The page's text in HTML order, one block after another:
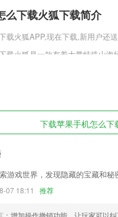
么下载火狐下载简介
载火狐APP,现在下载,新用户还
载火狐是一款有着大量特殊山海
兽，通过她们来享受各种独特的
么下载火狐软件特色
水印，文字水印图片水印，水印
时跟踪：随时随地创建学习计
选场景，快来给甜甜拍大片吧！
下载苹果手机怎么
游戏世界，发现隐藏的宝藏和秘
07 18:11 推荐
：增加操作撤销功能，让玩家可以